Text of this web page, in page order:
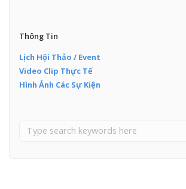
Thông Tin
Lịch Hội Thảo / Event
Video Clip Thực Tế
Hình Ảnh Các Sự Kiện